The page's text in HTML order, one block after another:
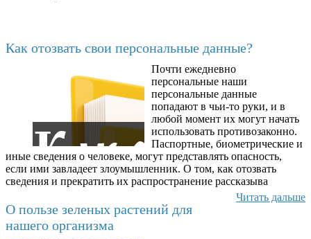
Как отозвать свои персональные данные?
Почти ежедневно
персональные наши
персональные данные
попадают в чьи-то руки, и в
любой момент их могут начать
использовать противозаконно.
Паспортные, биометрические и
иные сведения о человеке, могут представлять опасность,
если ими завладеет злоумышленник. О том, как отозвать
сведения и прекратить их распространение рассказыва
Читать дальше
О пользе зеленых растений для
нашего организма